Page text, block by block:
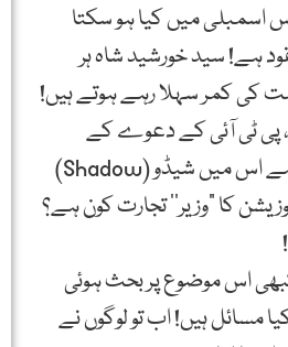
اسمبلی میں کیا ہو سکتا
ہے! سید خورشید شاہ ہر
کی کمر سہلا رہے ہوتے ہیں!
پی ٹی آئی کے دعوے کے
مطابق، پائی بھی جاتی ہے اس میں شیڈو (Shadow)
کا ”وزیر‘‘ تجارت کون ہے؟
اس موضوع پر بحث ہوئی
مسائل ہیں! اب تو لوگوں نے